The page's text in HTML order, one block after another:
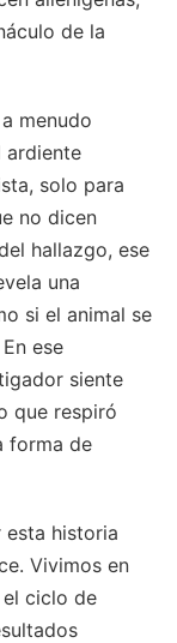
de la
menudo
ardiente
solo para
no dicen
hallazgo, ese
una
si el animal se
ese
siente
que respiró
forma de
esta historia
Vivimos en
ciclo de